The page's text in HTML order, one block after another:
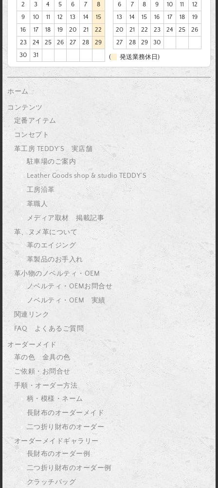
2
3 4 5 6 7
8
9
10 11 12 13 14
15
16
17 18 19 20 21
22
23
24 25 26 27 28
29
30
31
6
7 8 9 10 11
12
13
14 15 16 17 18
19
20
21 22 23 24 25
26
27
28 29 30
( 発送業務休日)
ホーム
コンテンツ
定番アイテム
コンセプト
革工房 TEDDY’S 実店舗
駐車場のご案内
Leather Goods shop & studio TEDDY’S
工房沿革
革職人
メディア取材 掲載記事
革、ヌメ革について
革のエイジング
革製品のお手入れ
革小物のノベルティ・OEM
ノベルティ・OEMお問合せ
ノベルティ・OEM 実績
関連リンク
FAQ よくあるご質問
オーダーメイド
革の色 金具の色
ご依頼・お問合せ
手順・オーダー方法
柄・模様・ネーム
長財布のオーダーメイド
二つ折り財布のオーダー
オーダーメイドギャラリー
長財布のオーダー例
二つ折り財布のオーダー例
クラッチバッグ